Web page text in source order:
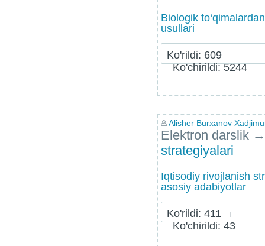
Biologik
usullari
Ko'rildi: 609
Ko'chirildi: 5244
Alisher Burxanov
Elektron darslik →
strategiyalari
Iqtisodiy rivojlanish
asosiy adabiyotlar
Ko'rildi: 411
Ko'chirildi: 43